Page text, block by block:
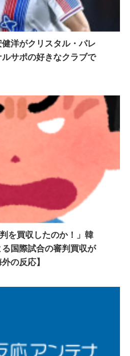
健洋がクリスタル・パレ
サポの好きなクラブで
を買収したのか！」韓
国際試合の審判買収が
の反応】